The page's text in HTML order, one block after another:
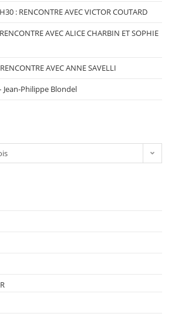
: RENCONTRE AVEC VICTOR COUTARD
AVEC ALICE CHARBIN ET SOPHIE
AVEC ANNE SAVELLI
Jean-Philippe Blondel